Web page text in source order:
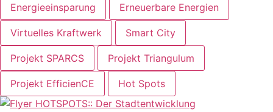
Energieeinsparung Erneuerbare Energien
Virtuelles Kraftwerk Smart City
Projekt SPARCS Projekt Triangulum
Projekt EfficienCE Hot Spots